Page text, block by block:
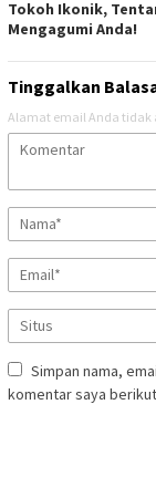
Tokoh Ikonik,
Mengagumi Anda!
Tinggalkan
Alamat email Anda tidak
Simpan nama,
komentar saya